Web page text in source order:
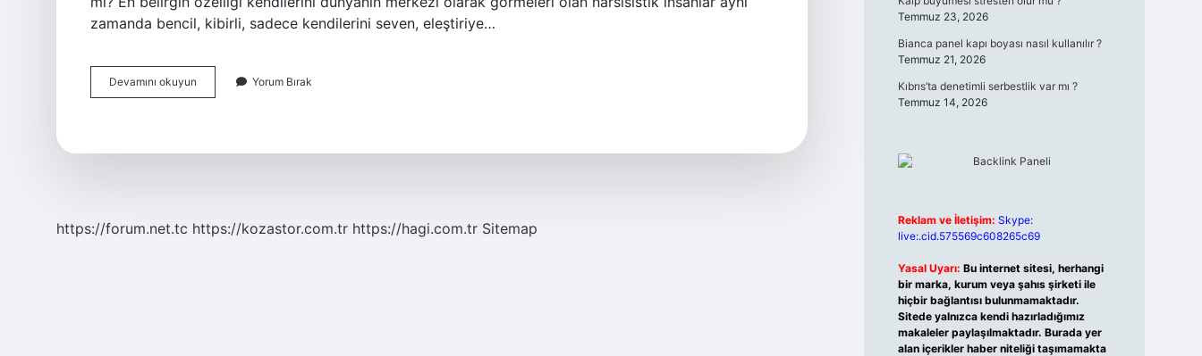
zamanda bencil, kibirli, sadece kendilerini seven, eleştiriye…
Devamını okuyun
Neden
Yorum Bırak
https://forum.net.tc https://kozastor.com.tr https://hagi.com.tr Sitemap
Temmuz 23, 2026
Bianca panel kapı boyası nasıl kullanılır ?
Temmuz 21, 2026
Kıbrıs’ta denetimli serbestlik var mı ?
Temmuz 14, 2026
Reklam ve İletişim: Skype:
live:.cid.575569c608265c69
Yasal Uyarı: Bu internet sitesi, herhangi
bir marka, kurum veya şahıs şirketi ile
hiçbir bağlantısı bulunmamaktadır.
Sitede yalnızca kendi hazırladığımız
makaleler paylaşılmaktadır. Burada yer
alan içerikler haber niteliği taşımamakta